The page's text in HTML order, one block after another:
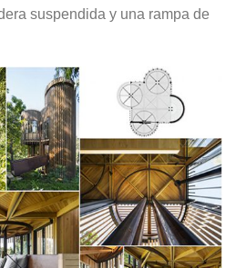
suspendida y una rampa de